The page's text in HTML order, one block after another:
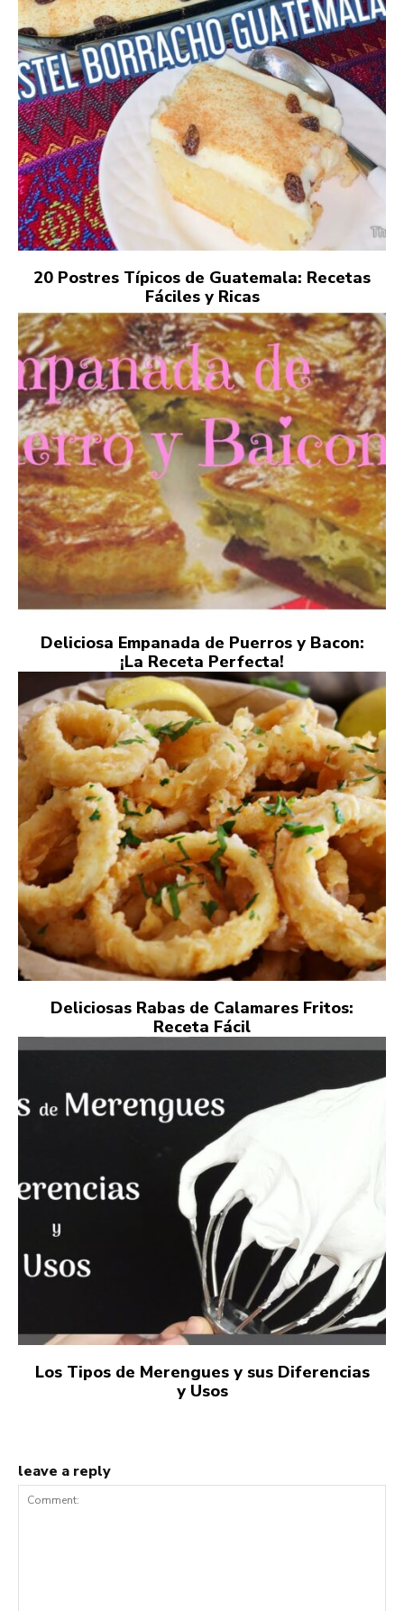
20 Postres Típicos de Guatemala: Recetas
Fáciles y Ricas
Deliciosa Empanada de Puerros y Bacon:
¡La Receta Perfecta!
Deliciosas Rabas de Calamares Fritos:
Receta Fácil
Los Tipos de Merengues y sus Diferencias
y Usos
leave a reply